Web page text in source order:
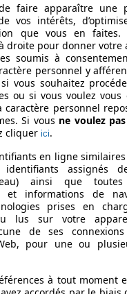
PS)
faire apparaître une
vos intérêts,
que vous en faites.
droite pour donner votre
soumis à
personnel y
vous souhaitez
ou si vous voulez vous
personnel
Si vous ne voulez
cliquer ici.
en ligne
assignés
ainsi que
informations de
prises en
lus sur votre
de ses
pour une ou
à tout moment